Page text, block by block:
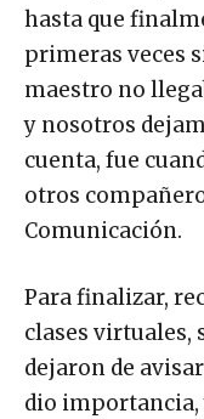
hasta que
primeras veces
maestro no
y nosotros
cuenta, fue
otros
Comunicación.
Para finalizar,
clases virtuales,
dejaron de
dio importancia,